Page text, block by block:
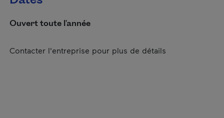
Ouvert toute l'année
Contacter l'entreprise pour plus de détails